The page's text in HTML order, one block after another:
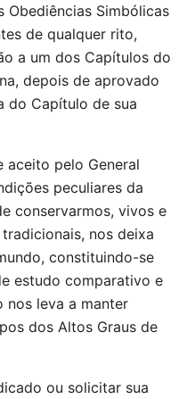
Obediências Simbólicas
de qualquer rito,
a um dos Capítulos do
depois de aprovado
do Capítulo de sua
aceito pelo General
peculiares da
conservarmos, vivos e
nos deixa
constituindo-se
estudo comparativo e
nos leva a manter
dos Altos Graus de
ou solicitar sua